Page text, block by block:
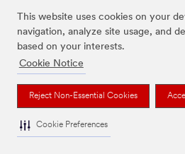
This website uses cookies on your
navigation, analyze site usage, and
based on your interests.
Cookie Notice
Reject Non-Essential Cookies
Cookie Preferences